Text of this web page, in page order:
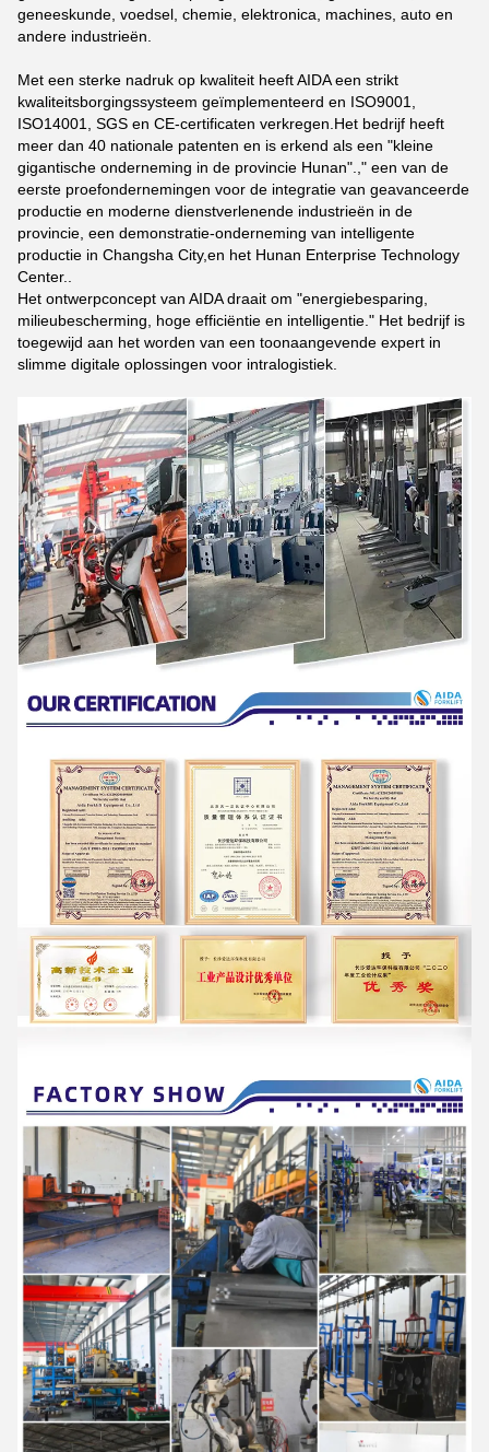
geneeskunde, voedsel, chemie, elektronica, machines, auto en
andere industrieën.
Met een sterke nadruk op kwaliteit heeft AIDA een strikt
kwaliteitsborgingssysteem geïmplementeerd en ISO9001,
ISO14001, SGS en CE-certificaten verkregen.Het bedrijf heeft
meer dan 40 nationale patenten en is erkend als een "kleine
gigantische onderneming in de provincie Hunan".," een van de
eerste proefondernemingen voor de integratie van geavanceerde
productie en moderne dienstverlenende industrieën in de
provincie, een demonstratie-onderneming van intelligente
productie in Changsha City,en het Hunan Enterprise Technology
Center..
Het ontwerpconcept van AIDA draait om "energiebesparing,
milieubescherming, hoge efficiëntie en intelligentie." Het bedrijf is
toegewijd aan het worden van een toonaangevende expert in
slimme digitale oplossingen voor intralogistiek.